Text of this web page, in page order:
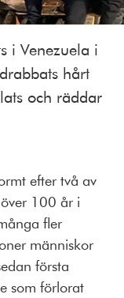
i Venezuela i
hårt
och räddar
efter två av
100 år i
fler
människor
första
som förlorat